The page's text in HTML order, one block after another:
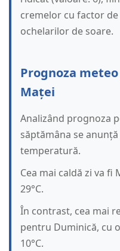
cremelor cu factor
ochelarilor de soare.
Prognoza
Maței
Analizând prognoza
săptămâna se
temperatură.
Cea mai caldă zi va fi
29°C.
În contrast, cea mai
pentru Duminică, cu
10°C.